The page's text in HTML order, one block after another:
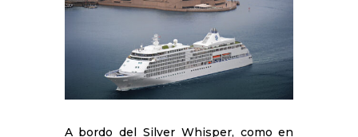
A bordo del Silver Whisper, como en